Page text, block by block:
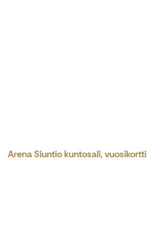
Arena Siuntio kuntosali, vuosikortti